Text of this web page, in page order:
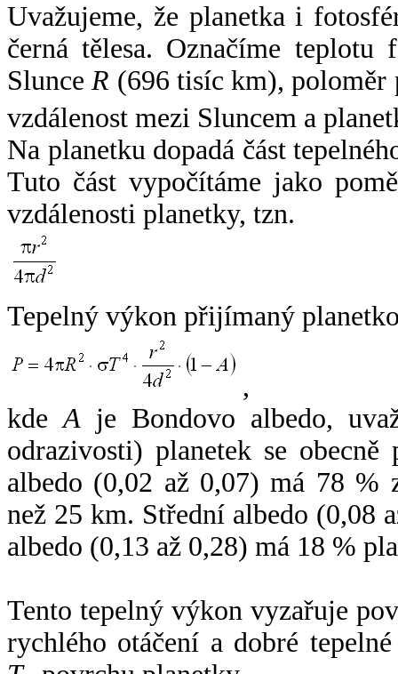
Uvažujeme, že planetka i
černá tělesa. Označíme
SlunceR (696 tisíc km),
vzdálenost mezi Sluncem a
Na planetku dopadá část
Tuto část vypočítáme jako
vzdálenosti planetky, tzn.
Tepelný výkon přijímaný
,
kdeA je Bondovo albedo,
odrazivosti) planetek se
albedo (0,02 až 0,07) má 78 %
než 25 km. Střední albedo (0,08
albedo (0,13 až 0,28) má 18 %
Tento tepelný výkon vyzařuje
rychlého otáčení a dobré